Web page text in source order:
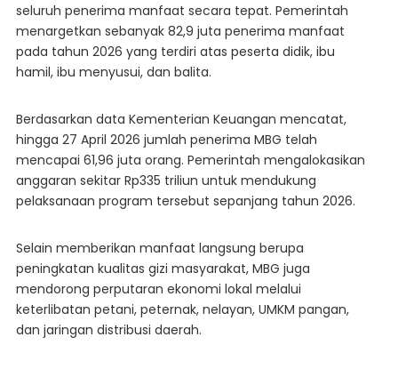
seluruh penerima manfaat secara tepat. Pemerintah
menargetkan sebanyak 82,9 juta penerima manfaat
pada tahun 2026 yang terdiri atas peserta didik, ibu
hamil, ibu menyusui, dan balita.
Berdasarkan data Kementerian Keuangan mencatat,
hingga 27 April 2026 jumlah penerima MBG telah
mencapai 61,96 juta orang. Pemerintah mengalokasikan
anggaran sekitar Rp335 triliun untuk mendukung
pelaksanaan program tersebut sepanjang tahun 2026.
Selain memberikan manfaat langsung berupa
peningkatan kualitas gizi masyarakat, MBG juga
mendorong perputaran ekonomi lokal melalui
keterlibatan petani, peternak, nelayan, UMKM pangan,
dan jaringan distribusi daerah.